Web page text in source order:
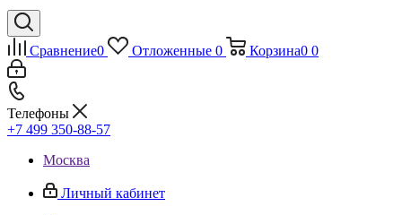
Сравнение0 Отложенные 0 Корзина0 0
Телефоны
+7 499 350-88-57
Москва
Личный кабинет